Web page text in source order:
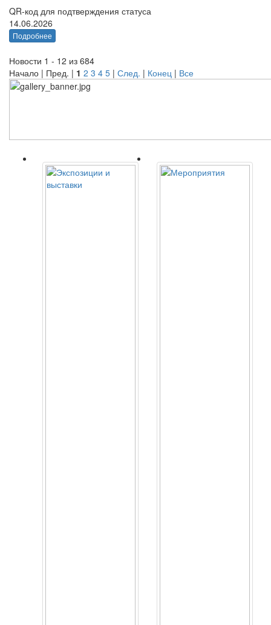
QR-код для подтверждения статуса
14.06.2026
Подробнее
Новости 1 - 12 из 684
Начало | Пред. | 1 2 3 4 5 | След. | Конец | Все